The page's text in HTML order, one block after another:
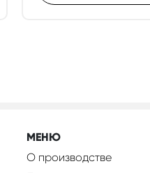
МЕНЮ
О производстве